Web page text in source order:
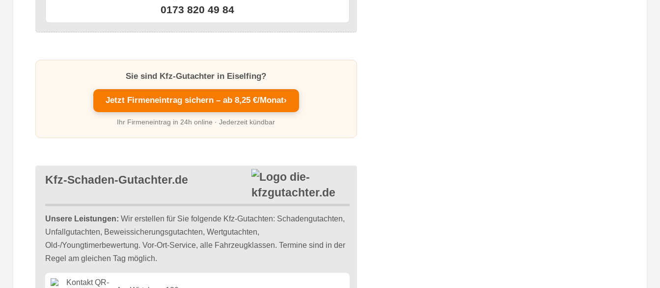
0173 820 49 84
Sie sind Kfz-Gutachter in Eiselfing?
Jetzt Firmeneintrag sichern – ab 8,25 €/Monat›
Ihr Firmeneintrag in 24h online · Jederzeit kündbar
Kfz-Schaden-Gutachter.de
Unsere Leistungen: Wir erstellen für Sie folgende Kfz-Gutachten: Schadengutachten,
Unfallgutachten, Beweissicherungsgutachten, Wertgutachten,
Old-/Youngtimerbewertung. Vor-Ort-Service, alle Fahrzeugklassen. Termine sind in der
Regel am gleichen Tag möglich.